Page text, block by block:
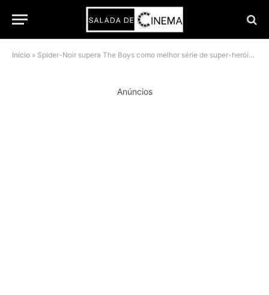
Início » Spider-Noir supera The Boys como melhor série de super-heróis do Prime Video em 2026
Anúncios